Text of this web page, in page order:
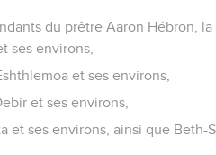
du prêtre Aaron Hébron,
ses environs,
et ses environs,
et ses environs,
et ses environs, ainsi que